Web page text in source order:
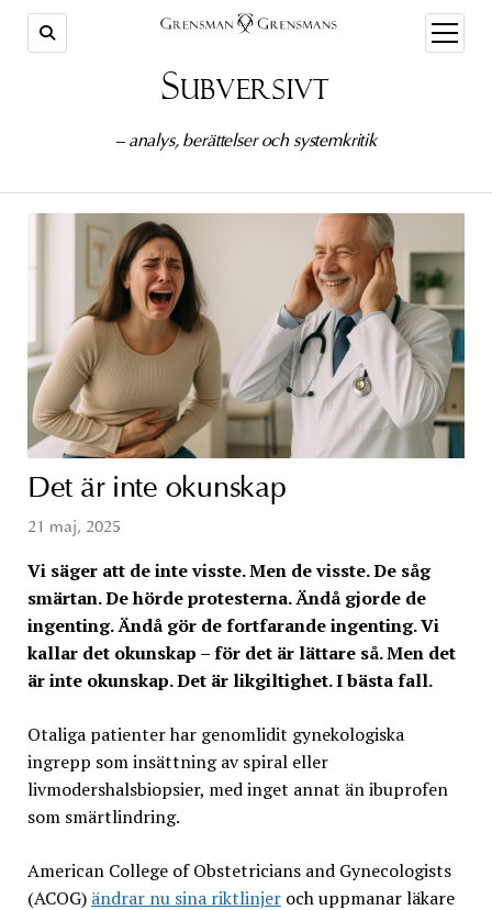
öppna
meny
Subversivt
– analys, berättelser och systemkritik
Det är inte okunskap
21 maj, 2025
Vi säger att de inte visste. Men de visste. De såg
smärtan. De hörde protesterna. Ändå gjorde de
ingenting. Ändå gör de fortfarande ingenting. Vi
kallar det okunskap – för det är lättare så. Men det
är inte okunskap. Det är likgiltighet. I bästa fall.
Otaliga patienter har genomlidit gynekologiska
ingrepp som insättning av spiral eller
livmodershalsbiopsier, med inget annat än ibuprofen
som smärtlindring.
American College of Obstetricians and Gynecologists
(ACOG) ändrar nu sina riktlinjeroch uppmanar läkare